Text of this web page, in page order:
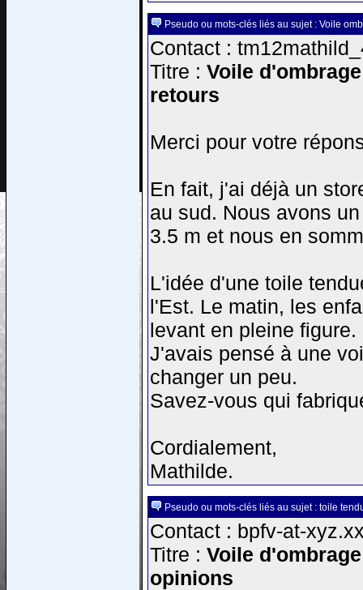
Pseudo ou mots-clés liés au sujet : Voile
Contact :
Titre : Voile
retours
Merci pour votre
En fait, j'ai déjà un
au sud. Nous avons
3.5 m et nous en
L'idée d'une toile
l'Est. Le matin, les
levant en pleine figure.
J'avais pensé à une
changer un peu.
Savez-vous qui
Cordialement,
Mathilde.
Pseudo ou mots-clés liés au sujet : toile
Contact : bpfv-at-
Titre : Voile
opinions